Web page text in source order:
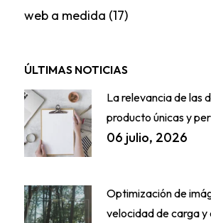
web a medida (17)
ÚLTIMAS NOTICIAS
La relevancia de las
producto únicas y
06 julio, 2026
Optimización de
velocidad de carga y